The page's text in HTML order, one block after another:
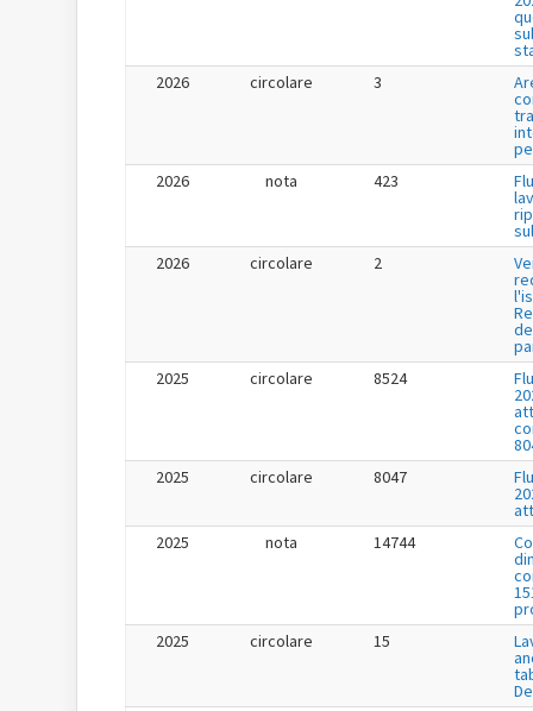
2026
circolare 3
2026
nota 423
2026
circolare 2
2025
circolare 8524
2025
circolare 8047
2025
nota 14744
2025
circolare 15